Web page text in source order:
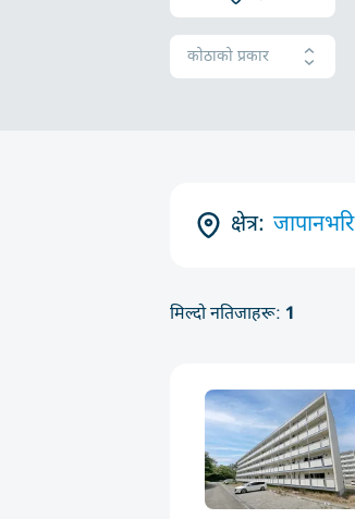
कोठाको प्रकार
क्षेत्र: जापानभरि
मिल्दो नतिजाहरू: 1